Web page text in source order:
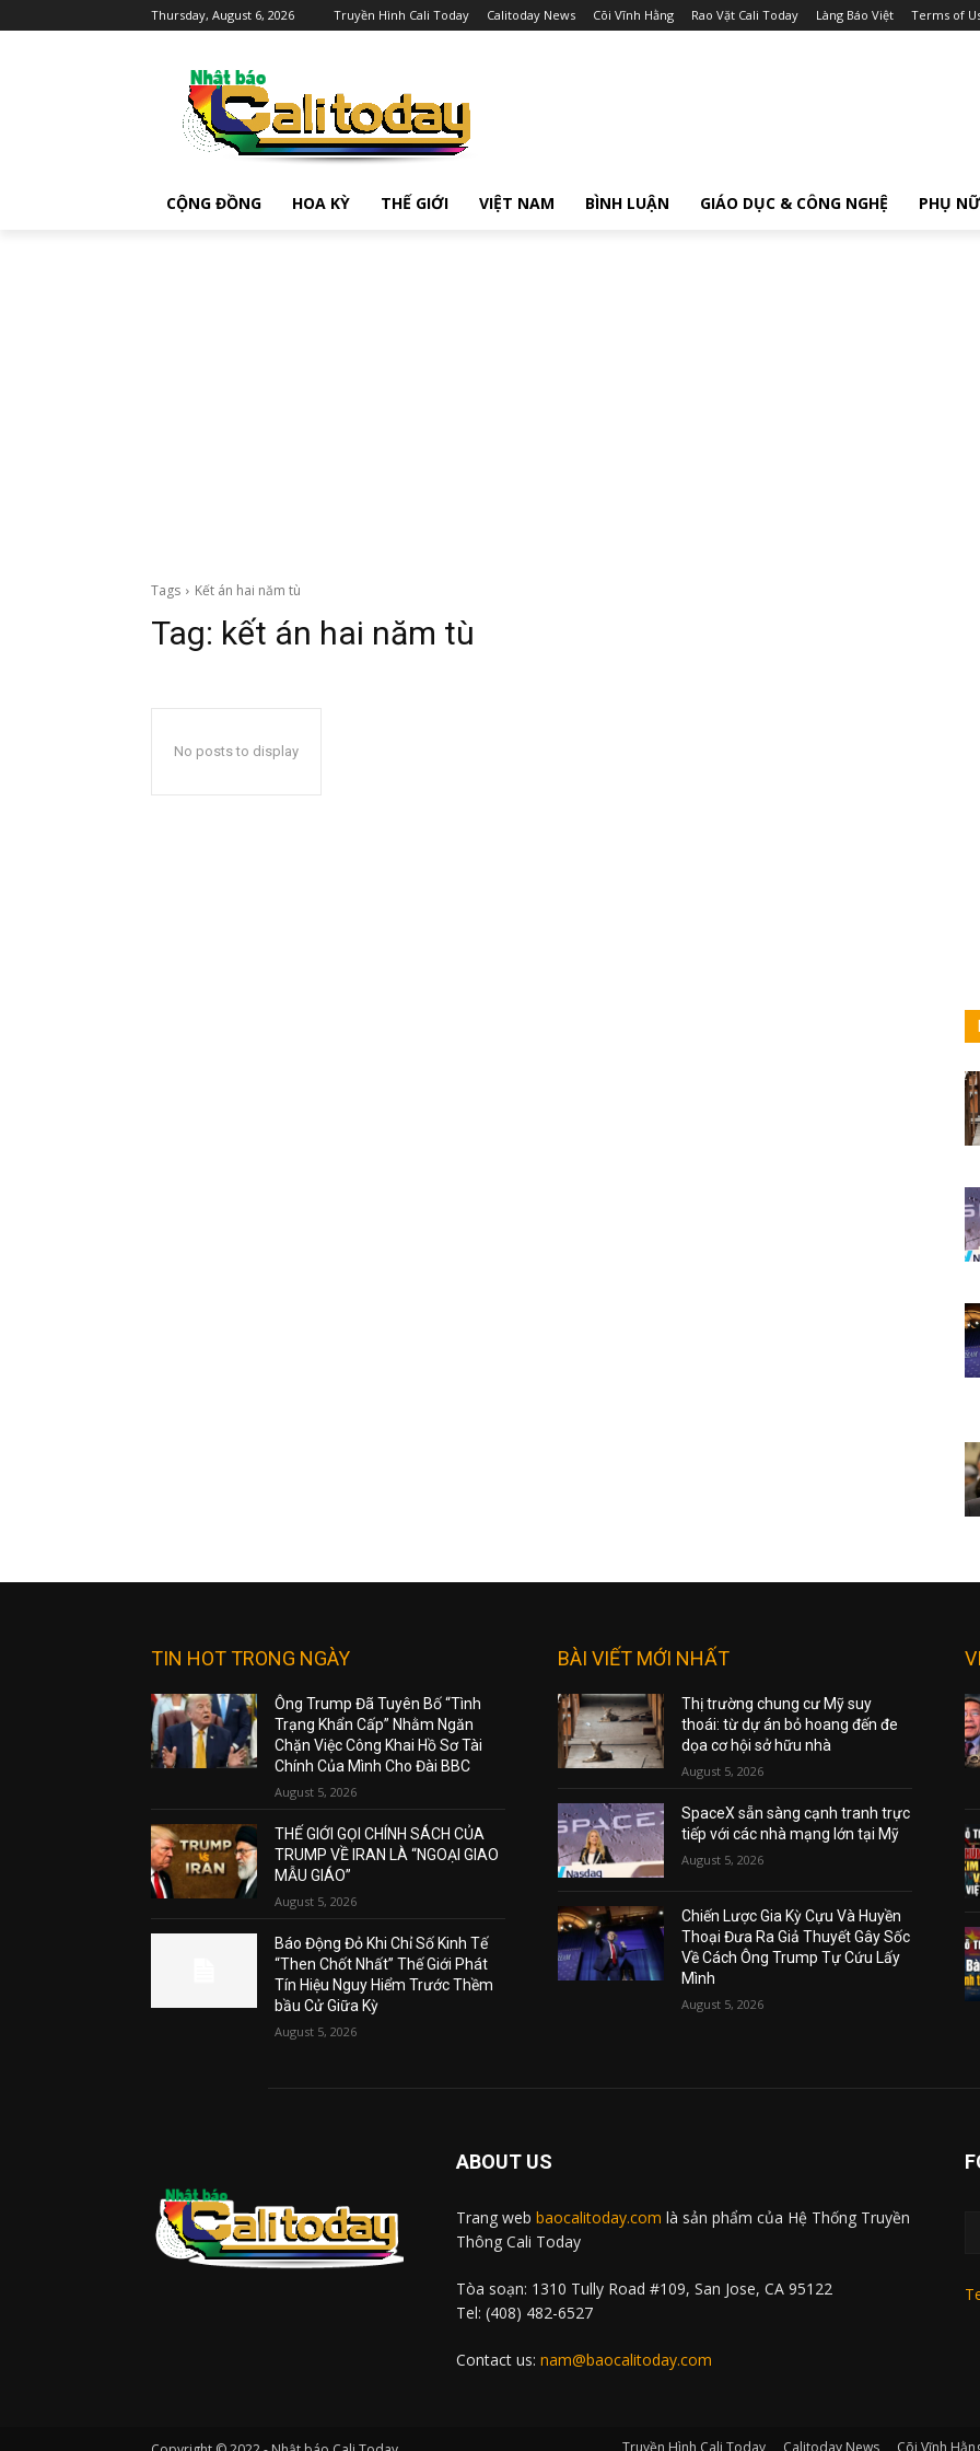
Thursday, August 6, 2026 Truyền Hình Cali Today Calitoday News Cõi Vĩnh Hằng Rao Vặt Cali Today Làng Báo Việt Terms of
CỘNG ĐỒNG HOA KỲ THẾ GIỚI VIỆT NAM BÌNH LUẬN GIÁO DỤC & CÔNG NGHỆ PHỤ NỮ
Tags Kết án hai năm tù
Tag: kết án hai năm tù
No posts to display
TIN HOT TRONG NGÀY
Ông Trump Đã Tuyên Bố “Tình
Trạng Khẩn Cấp” Nhằm Ngăn
Chặn Việc Công Khai Hồ Sơ Tài
Chính Của Mình Cho Đài BBC
August 5, 2026
THẾ GIỚI GỌI CHÍNH SÁCH CỦA
TRUMP VỀ IRAN LÀ “NGOẠI GIAO
MẪU GIÁO”
August 5, 2026
Báo Động Đỏ Khi Chỉ Số Kinh Tế
“Then Chốt Nhất” Thế Giới Phát
Tín Hiệu Nguy Hiểm Trước Thềm
bầu Cử Giữa Kỳ
August 5, 2026
BÀI VIẾT MỚI NHẤT
Thị trường chung cư Mỹ suy
thoái: từ dự án bỏ hoang đến đe
dọa cơ hội sở hữu nhà
August 5, 2026
SpaceX sẵn sàng cạnh tranh trực
tiếp với các nhà mạng lớn tại Mỹ
August 5, 2026
Chiến Lược Gia Kỳ Cựu Và Huyền
Thoại Đưa Ra Giả Thuyết Gây Sốc
Về Cách Ông Trump Tự Cứu Lấy
Mình
August 5, 2026
ABOUT US
Trang web baocalitoday.com là sản phẩm của Hệ Thống Truyền
Thông Cali Today
Tòa soạn: 1310 Tully Road #109, San Jose, CA 95122
Tel: (408) 482-6527
Contact us: nam@baocalitoday.com
Truyền Hình Cali Today Calitoday News Cõi Vĩnh